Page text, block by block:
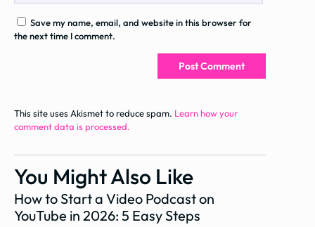
Save my name, email, and website in this browser for
the next time I comment.
This site uses Akismet to reduce spam. Learn how your
comment data is processed.
You Might Also Like
How to Start a Video Podcast on
YouTube in 2026: 5 Easy Steps